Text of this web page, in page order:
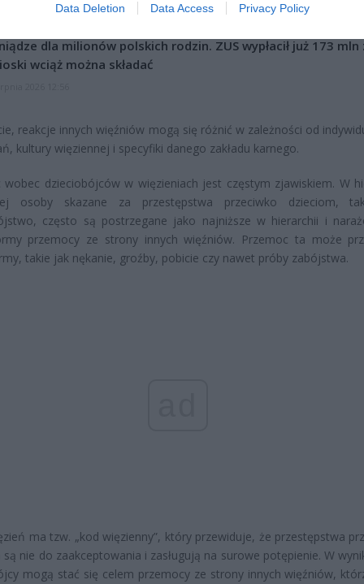
Data Deletion Data Access Privacy Policy
2026 16:06
dla milionów polskich rodzin. ZUS wypłacił już 173 mln
wciąż można składać
reakcje innych więźniów mogą się różnić w zależności od
kultury więziennej i specyfiki danego zakładu karnego.
wobec dzieciobójców w więzieniach jest częstym zjawiskiem. W
osoby skazane za przestępstwa przeciwko dzieciom,
często są postrzegane jako najniższe w hierarchii i
przemocy ze strony innych więźniów. Przemoc ta może
takie jak nękanie, groźby, pobicie czy nawet próby zabójstwa.
ma tzw. „kod więzienny”, który przewiduje, że przestępstwa
są nie do zaakceptowania i zasługują na surowe potępienie. W
mogą stać się celem przemocy ze strony innych więźniów,